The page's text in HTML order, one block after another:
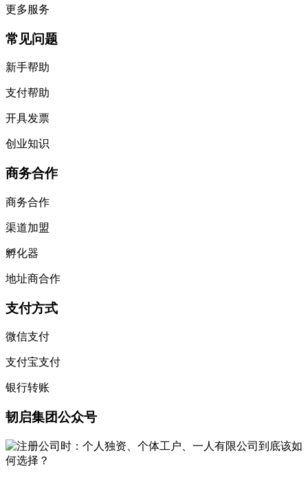
更多服务
常见问题
新手帮助
支付帮助
开具发票
创业知识
商务合作
商务合作
渠道加盟
孵化器
地址商合作
支付方式
微信支付
支付宝支付
银行转账
韧启集团公众号